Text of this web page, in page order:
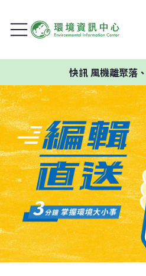
快訊風機離聚落、